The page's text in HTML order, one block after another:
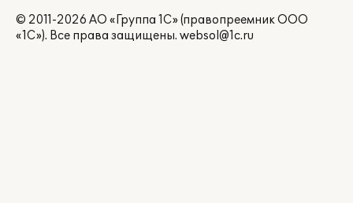
© 2011-2026 АО «Группа 1С» (правопреемник ООО
«1С»). Все права защищены. websol@1c.ru